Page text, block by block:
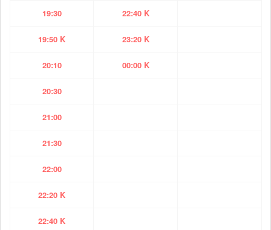
19:30 22:40 K
19:50 K 23:20 K
20:10 00:00 K
20:30
21:00
21:30
22:00
22:20 K
22:40 K